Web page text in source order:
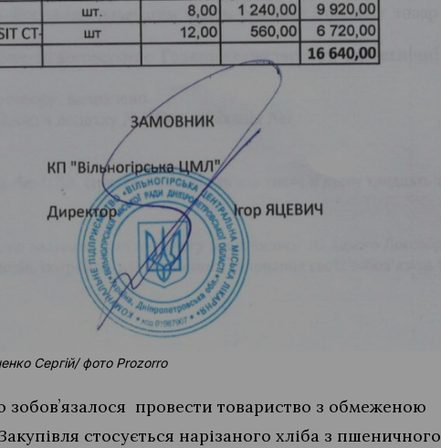
Сергій/ фото Prozorro
зобовʼязалося провести товариство з обмеженою
стосується нарізаного хліба з пшеничного